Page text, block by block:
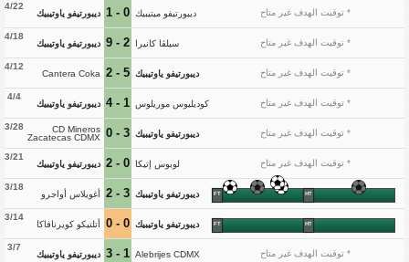
4/22
ديبورتيفو ياوتيبيك 0 - 1 ديبورتيفو ميتيبيك * توقيت الهدف غير متاح
4/18
ديبورتيفو ياوتيبيك 2 - 9 سيلڤا كانيرا * توقيت الهدف غير متاح
4/12
Cantera Coka 5 - 2 ديبورتيفو ياوتيبيك * توقيت الهدف غير متاح
4/4
ديبورتيفو ياوتيبيك 1 - 4 كوديليوس موريلوس * توقيت الهدف غير متاح
3/28
CD Mineros
Zacatecas CDMX
3 - 0 ديبورتيفو ياوتيبيك * توقيت الهدف غير متاح
3/21
ديبورتيفو ياوتيبيك 0 - 2 لوبوس إتيكا * توقيت الهدف غير متاح
3/18
أغويلاس أواجرو 3 - 2 ديبورتيفو ياوتيبيك HT
FT
3/14
أتلتيكو كويرنافاكا 0 - 0 ديبورتيفو ياوتيبيك HT
FT
3/7
ديبورتيفو ياوتيبيك 1 - 3 Alebrijes CDMX * توقيت الهدف غير متاح